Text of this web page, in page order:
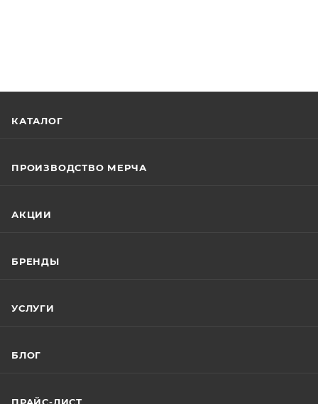
КАТАЛОГ
ПРОИЗВОДСТВО МЕРЧА
АКЦИИ
БРЕНДЫ
УСЛУГИ
БЛОГ